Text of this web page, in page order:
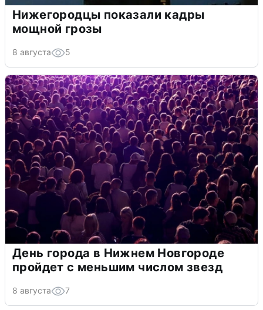
Нижегородцы показали кадры
мощной грозы
8 августа 5
День города в Нижнем Новгороде
пройдет с меньшим числом звезд
8 августа 7